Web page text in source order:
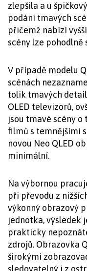
zlepšila a u
podání tmavých
přičemž nabízí
scény lze pohodlně
V případě modelu
scénách
tolik tmavých
OLED televizorů,
jsou tmavé scény
filmů s temnějšími
novou Neo QLED
minimální.
Na výbornou
při převodu z
výkonný obrazový
jednotka, výsledek
prakticky
zdrojů. Obrazovka
širokými
sledovatelný i z